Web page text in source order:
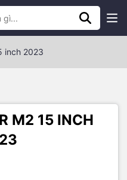
inch 2023
M2 15 INCH